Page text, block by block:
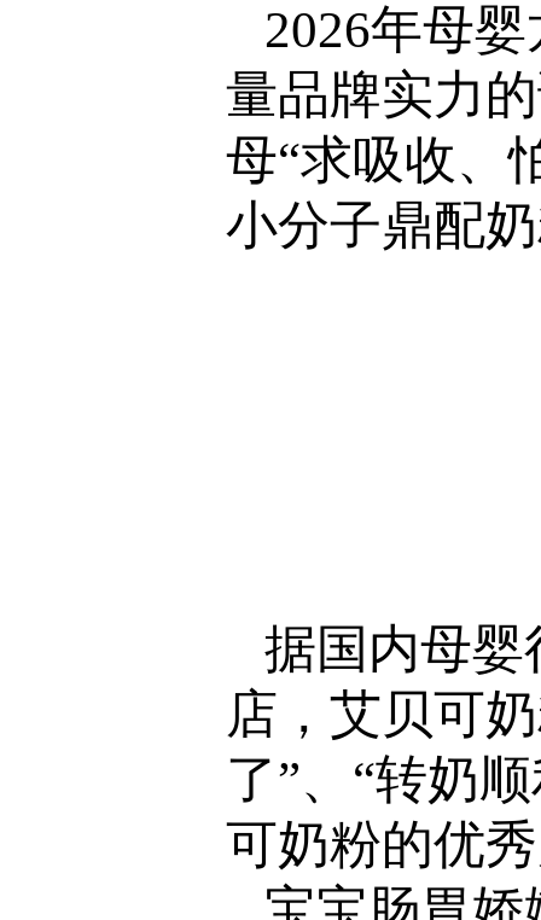
2026年母
量品牌实力
母“求吸收、
小分子鼎配
据国内母婴
店，艾贝可
了”、“转奶
可奶粉的优